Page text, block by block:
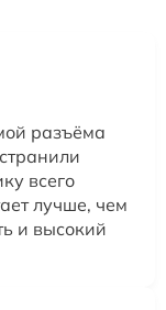
разъёма
всего
лучше, чем
и высокий